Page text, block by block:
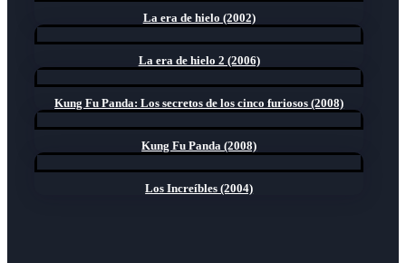
La era de hielo (2002)
La era de hielo 2 (2006)
Kung Fu Panda: Los secretos de los cinco furiosos (2008)
Kung Fu Panda (2008)
Los Increíbles (2004)